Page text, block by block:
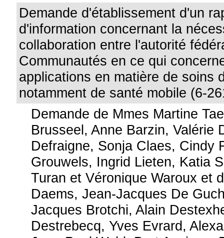
Demande d'établissement d'un
d'information concernant la
collaboration entre l'autorité
Communautés en ce qui
applications en matière de soins
notamment de santé mobile (6-
Demande de Mmes Martine
Brusseel, Anne Barzin, Valérie
Defraigne, Sonja Claes, Cindy
Grouwels, Ingrid Lieten, Katia
Turan et Véronique Waroux et
Daems, Jean-Jacques De
Jacques Brotchi, Alain
Destrebecq, Yves Evrard,